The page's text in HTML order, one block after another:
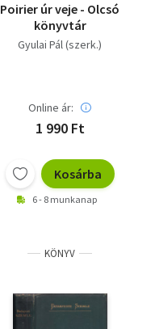
Poirier úr veje - Olcsó
könyvtár
Gyulai Pál (szerk.)
Online ár:
1 990 Ft
Kosárba
6 - 8 munkanap
KÖNYV